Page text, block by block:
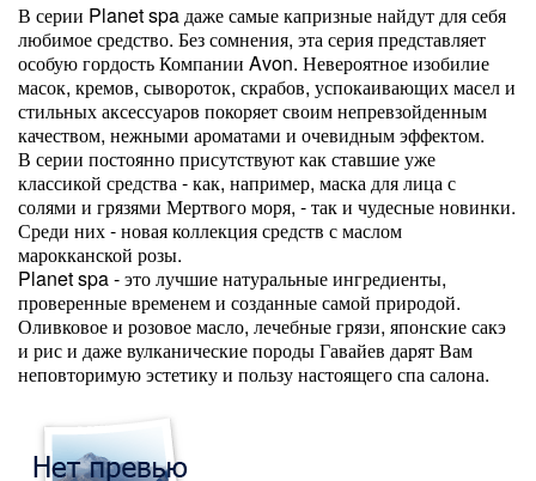
В серии Planet spa даже самые капризные найдут для себя
любимое средство. Без сомнения, эта серия представляет
особую гордость Компании Avon. Невероятное изобилие
масок, кремов, сывороток, скрабов, успокаивающих масел и
стильных аксессуаров покоряет своим непревзойденным
качеством, нежными ароматами и очевидным эффектом.
В серии постоянно присутствуют как ставшие уже
классикой средства - как, например, маска для лица с
солями и грязями Мертвого моря, - так и чудесные новинки.
Среди них - новая коллекция средств с маслом
марокканской розы.
Planet spa - это лучшие натуральные ингредиенты,
проверенные временем и созданные самой природой.
Оливковое и розовое масло, лечебные грязи, японские сакэ
и рис и даже вулканические породы Гавайев дарят Вам
неповторимую эстетику и пользу настоящего спа салона.